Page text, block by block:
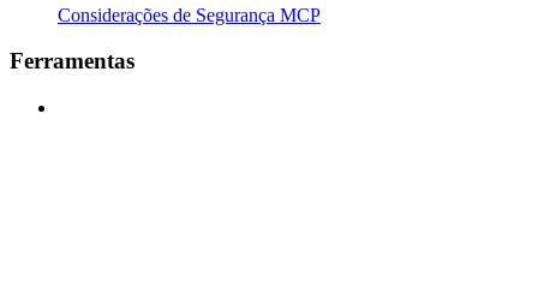
Considerações de Segurança MCP
Ferramentas